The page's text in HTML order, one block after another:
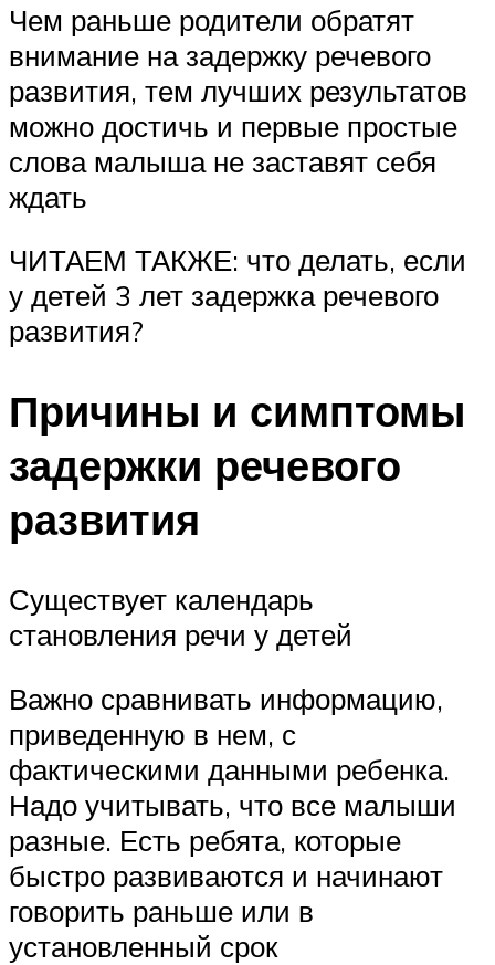
Чем раньше родители обратят
внимание на задержку речевого
развития, тем лучших результатов
можно достичь и первые простые
слова малыша не заставят себя
ждать
ЧИТАЕМ ТАКЖЕ: что делать, если
у детей 3 лет задержка речевого
развития?
Причины и симптомы
задержки речевого
развития
Существует календарь
становления речи у детей
Важно сравнивать информацию,
приведенную в нем, с
фактическими данными ребенка.
Надо учитывать, что все малыши
разные. Есть ребята, которые
быстро развиваются и начинают
говорить раньше или в
установленный срок